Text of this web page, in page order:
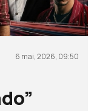
6 mai, 2026, 09:50